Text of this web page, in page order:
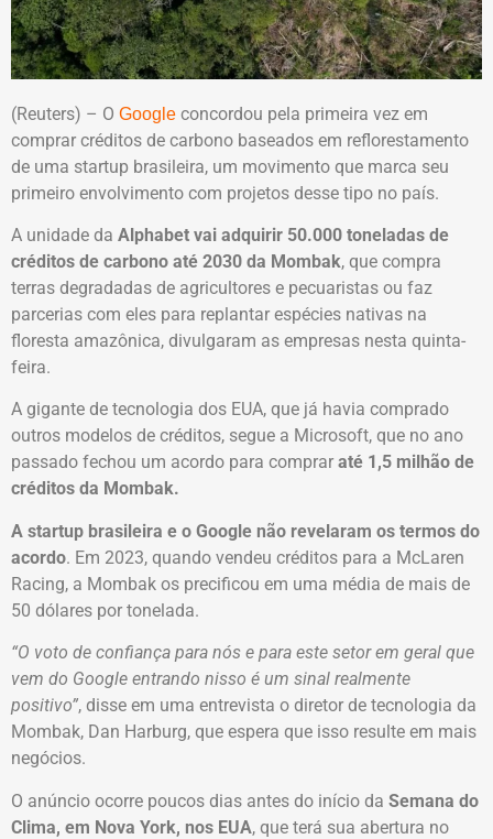
(Reuters) – O Google concordou pela primeira vez em
comprar créditos de carbono baseados em reflorestamento
de uma startup brasileira, um movimento que marca seu
primeiro envolvimento com projetos desse tipo no país.
A unidade da Alphabet vai adquirir 50.000 toneladas de
créditos de carbono até 2030 da Mombak, que compra
terras degradadas de agricultores e pecuaristas ou faz
parcerias com eles para replantar espécies nativas na
floresta amazônica, divulgaram as empresas nesta quinta-
feira.
A gigante de tecnologia dos EUA, que já havia comprado
outros modelos de créditos, segue a Microsoft, que no ano
passado fechou um acordo para comprar até 1,5 milhão de
créditos da Mombak.
A startup brasileira e o Google não revelaram os termos do
acordo. Em 2023, quando vendeu créditos para a McLaren
Racing, a Mombak os precificou em uma média de mais de
50 dólares por tonelada.
“O voto de confiança para nós e para este setor em geral que
vem do Google entrando nisso é um sinal realmente
positivo”, disse em uma entrevista o diretor de tecnologia da
Mombak, Dan Harburg, que espera que isso resulte em mais
negócios.
O anúncio ocorre poucos dias antes do início da Semana do
Clima, em Nova York, nos EUA, que terá sua abertura no